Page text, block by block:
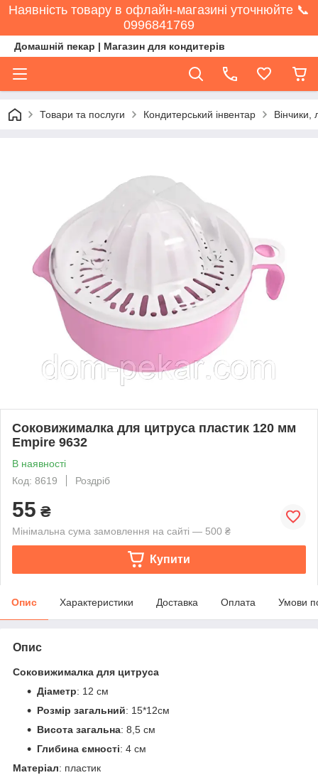
Наявність товару в офлайн-магазині уточнюйте 📞
0996841769
Домашній пекар | Магазин для кондитерів
Товари та послуги Кондитерський інвентар Вінчики,
Соковижималка для цитруса пластик 120 мм
Empire 9632
В наявності
Код: 8619
Роздріб
55 ₴
Мінімальна сума замовлення на сайті — 500 ₴
Купити
Опис Характеристики Доставка Оплата Умови
Опис
Соковижималка для цитруса
Діаметр: 12 см
Розмір загальний: 15*12см
Висота загальна: 8,5 см
Глибина ємності: 4 см
Матеріал: пластик